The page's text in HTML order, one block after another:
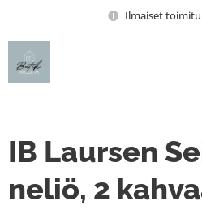
Ilmaiset
IB Laursen
neliö, 2